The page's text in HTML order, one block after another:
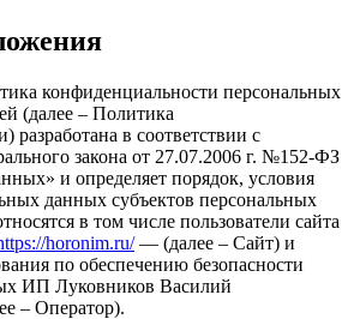
конфиденциальности персональных
(далее – Политика
разработана в соответствии с
закона от 27.07.2006 г. №152-ФЗ
и определяет порядок, условия
данных субъектов персональных
в том числе пользователи сайта
horonim.ru/— (далее – Сайт) и
по обеспечению безопасности
ИП Луковников Василий
– Оператор).